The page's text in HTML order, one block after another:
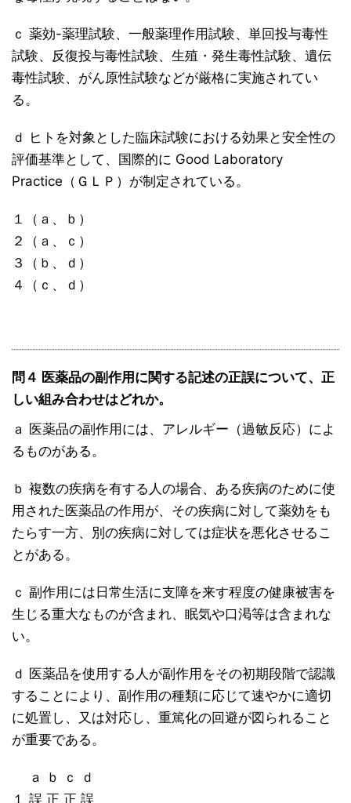
ｃ 薬効-薬理試験、一般薬理作用試験、単回投与毒性
試験、反復投与毒性試験、生殖・発生毒性試験、遺伝
毒性試験、がん原性試験などが厳格に実施されてい
る。
ｄ ヒトを対象とした臨床試験における効果と安全性の
評価基準として、国際的に Good Laboratory
Practice（ＧＬＰ）が制定されている。
１（ａ、ｂ）
２（ａ、ｃ）
３（ｂ、ｄ）
４（ｃ、ｄ）
問４ 医薬品の副作用に関する記述の正誤について、正
しい組み合わせはどれか。
ａ 医薬品の副作用には、アレルギー（過敏反応）によ
るものがある。
ｂ 複数の疾病を有する人の場合、ある疾病のために使
用された医薬品の作用が、その疾病に対して薬効をも
たらす一方、別の疾病に対しては症状を悪化させるこ
とがある。
ｃ 副作用には日常生活に支障を来す程度の健康被害を
生じる重大なものが含まれ、眠気や口渇等は含まれな
い。
ｄ 医薬品を使用する人が副作用をその初期段階で認識
することにより、副作用の種類に応じて速やかに適切
に処置し、又は対応し、重篤化の回避が図られること
が重要である。
ａ ｂ ｃ ｄ
１ 誤 正 正 誤